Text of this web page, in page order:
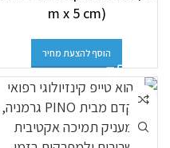
m x 5 cm)
הוסף להצעת מחיר